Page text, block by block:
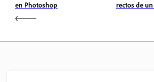
en Photoshop
rectos de